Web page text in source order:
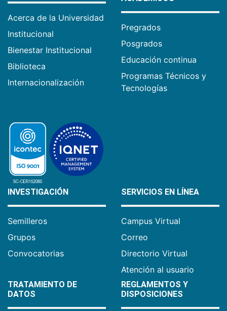
Acerca de la Universidad
Institucional
Bienestar Institucional
Biblioteca
Internacionalización
Pregrados
Posgrados
Educación continua
Programas Técnicos y
Tecnologías
INVESTIGACIÓN
Semilleros
Grupos
Convocatorias
SERVICIOS EN LÍNEA
Campus Virtual
Correo
Directorio Virtual
Atención al usuario
TRATAMIENTO DE
DATOS
REGLAMENTOS Y
DISPOSICIONES